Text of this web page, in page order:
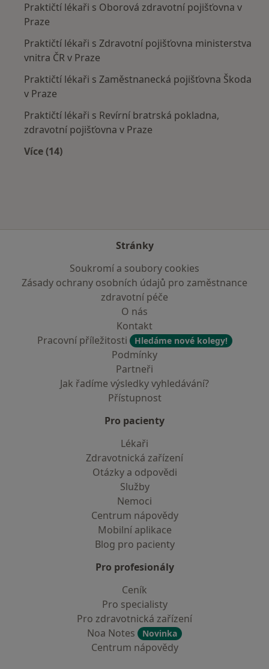
Praktičtí lékaři s Oborová zdravotní pojišťovna v
Praze
Praktičtí lékaři s Zdravotní pojišťovna ministerstva
vnitra ČR v Praze
Praktičtí lékaři s Zaměstnanecká pojišťovna Škoda
v Praze
Praktičtí lékaři s Revírní bratrská pokladna,
zdravotní pojišťovna v Praze
Více (14)
Stránky
Soukromí a soubory cookies
Zásady ochrany osobních údajů pro zaměstnance
zdravotní péče
O nás
Kontakt
Pracovní příležitosti
Hledáme nové kolegy!
Podmínky
Partneři
Jak řadíme výsledky vyhledávání?
Přístupnost
Pro pacienty
Lékaři
Zdravotnická zařízení
Otázky a odpovědi
Služby
Nemoci
Centrum nápovědy
Mobilní aplikace
Blog pro pacienty
Pro profesionály
Ceník
Pro specialisty
Pro zdravotnická zařízení
Noa Notes
Novinka
Centrum nápovědy